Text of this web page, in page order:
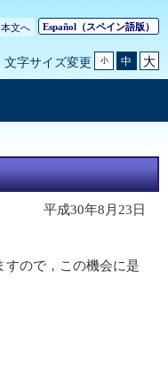
本文へ Español（スペイン語版）
文字サイズ変更 小 中 大
平成30年8月23日
すので，この機会に是